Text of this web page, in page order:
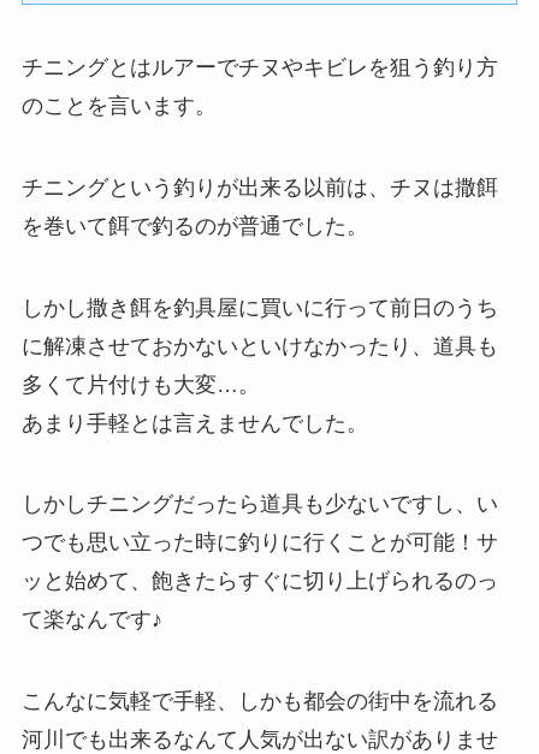
チニングとはルアーでチヌやキビレを狙う釣り方
のことを言います。
チニングという釣りが出来る以前は、チヌは撒餌
を巻いて餌で釣るのが普通でした。
しかし撒き餌を釣具屋に買いに行って前日のうち
に解凍させておかないといけなかったり、道具も
多くて片付けも大変…。
あまり手軽とは言えませんでした。
しかしチニングだったら道具も少ないですし、い
つでも思い立った時に釣りに行くことが可能！サ
ッと始めて、飽きたらすぐに切り上げられるのっ
て楽なんです♪
こんなに気軽で手軽、しかも都会の街中を流れる
河川でも出来るなんて人気が出ない訳がありませ